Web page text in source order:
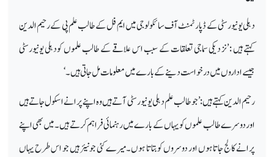
دہلی یونیورسٹی کے ڈپارٹمنٹ آف سائکولوجی میں ایم فل کے طالب علم پی کے رحیم الدین
کہتے ہیں : ’نز دیکی سماجی تعلقات کے سبب اس علاقے کے طالب علموں کودہلی یونیورسٹی
جیسے اداروں میں درخواست دینے کے بارے میں معلومات مل جاتی ہیں۔‘
رحیم الدین کہتے ہیں : ’جوطالب علم دہلی یونیورسٹی آتے ہیں وہ اپنے پرانے اسکول جاتے ہیں
اور دوسرے طالب علموں کو یہاں کے بارے میں رہنمائی فراہم کرتے ہیں۔میں بھی اپنے
پرانے کالج جاتا ہوں اور دوسروں کو بتاتا ہوں۔میرے کئی جونیئر ہیں جو اس طرح یہاں